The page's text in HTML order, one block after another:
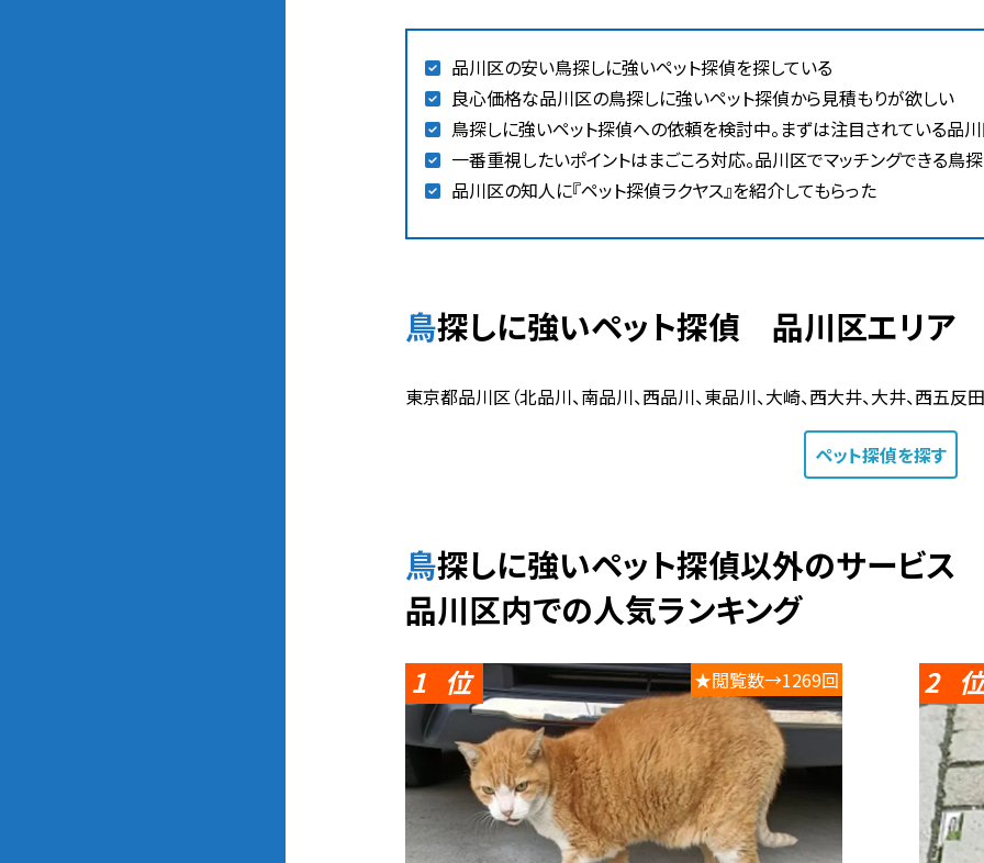
品川区の安い鳥探しに強いペット探偵を探している
良心価格な品川区の鳥探しに強いペット探偵から見積もりが欲しい
鳥探しに強いペット探偵への依頼を検討中。まずは注目されている品
一番重視したいポイントはまごころ対応。品川区でマッチングできる鳥
品川区の知人に『ペット探偵ラクヤス』を紹介してもらった
鳥探しに強いペット探偵 品川区エリア
東京都品川区（北品川、南品川、西品川、東品川、大崎、西大井、大井、西五反
ペット探偵を探す
鳥探しに強いペット探偵以外のサービス
品川区内での人気ランキング
1 ★閲覧数→1269回 2